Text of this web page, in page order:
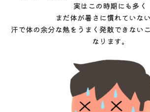
実はこの時期にも多く
まだ体が暑さに慣れていな
汗で体の余分な熱をうまく発散できない
なります。